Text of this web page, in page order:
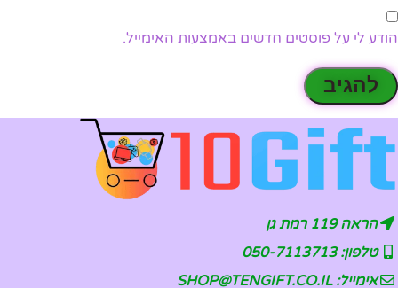
הודע לי על פוסטים חדשים באמצעות האימייל.
הראה 119 רמת גן
טלפון: 050-7113713
אימייל: SHOP@TENGIFT.CO.IL